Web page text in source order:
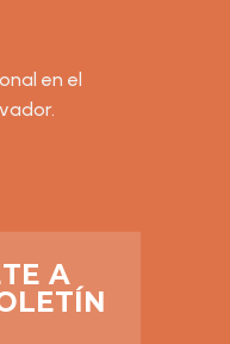
en el
A